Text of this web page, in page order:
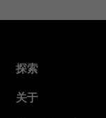
探索
关于